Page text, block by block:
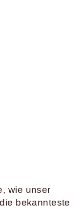
wie unser
bekannteste